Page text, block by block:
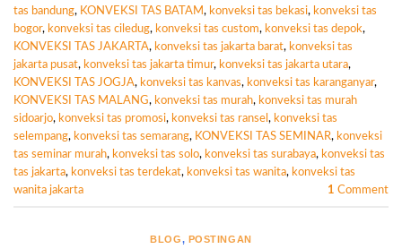
tas bandung, KONVEKSI TAS BATAM, konveksi tas bekasi, konveksi tas
bogor, konveksi tas ciledug, konveksi tas custom, konveksi tas depok,
KONVEKSI TAS JAKARTA, konveksi tas jakarta barat, konveksi tas
jakarta pusat, konveksi tas jakarta timur, konveksi tas jakarta utara,
KONVEKSI TAS JOGJA, konveksi tas kanvas, konveksi tas karanganyar,
KONVEKSI TAS MALANG, konveksi tas murah, konveksi tas murah
sidoarjo, konveksi tas promosi, konveksi tas ransel , konveksi tas
selempang, konveksi tas semarang, KONVEKSI TAS SEMINAR, konveksi
tas seminar murah, konveksi tas solo, konveksi tas surabaya, konveksi tas
tas jakarta, konveksi tas terdekat, konveksi tas wanita, konveksi tas
wanita jakarta
1 Comment
BLOG, POSTINGAN